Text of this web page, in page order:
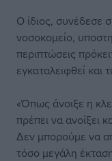
Ο ίδιος, συνέδεσε
νοσοκομείο,
περιπτώσεις
εγκαταλειφθεί
«Όπως άνοιξε η
πρέπει να ανοίξει
Δεν μπορούμε να
τόσο μεγάλη